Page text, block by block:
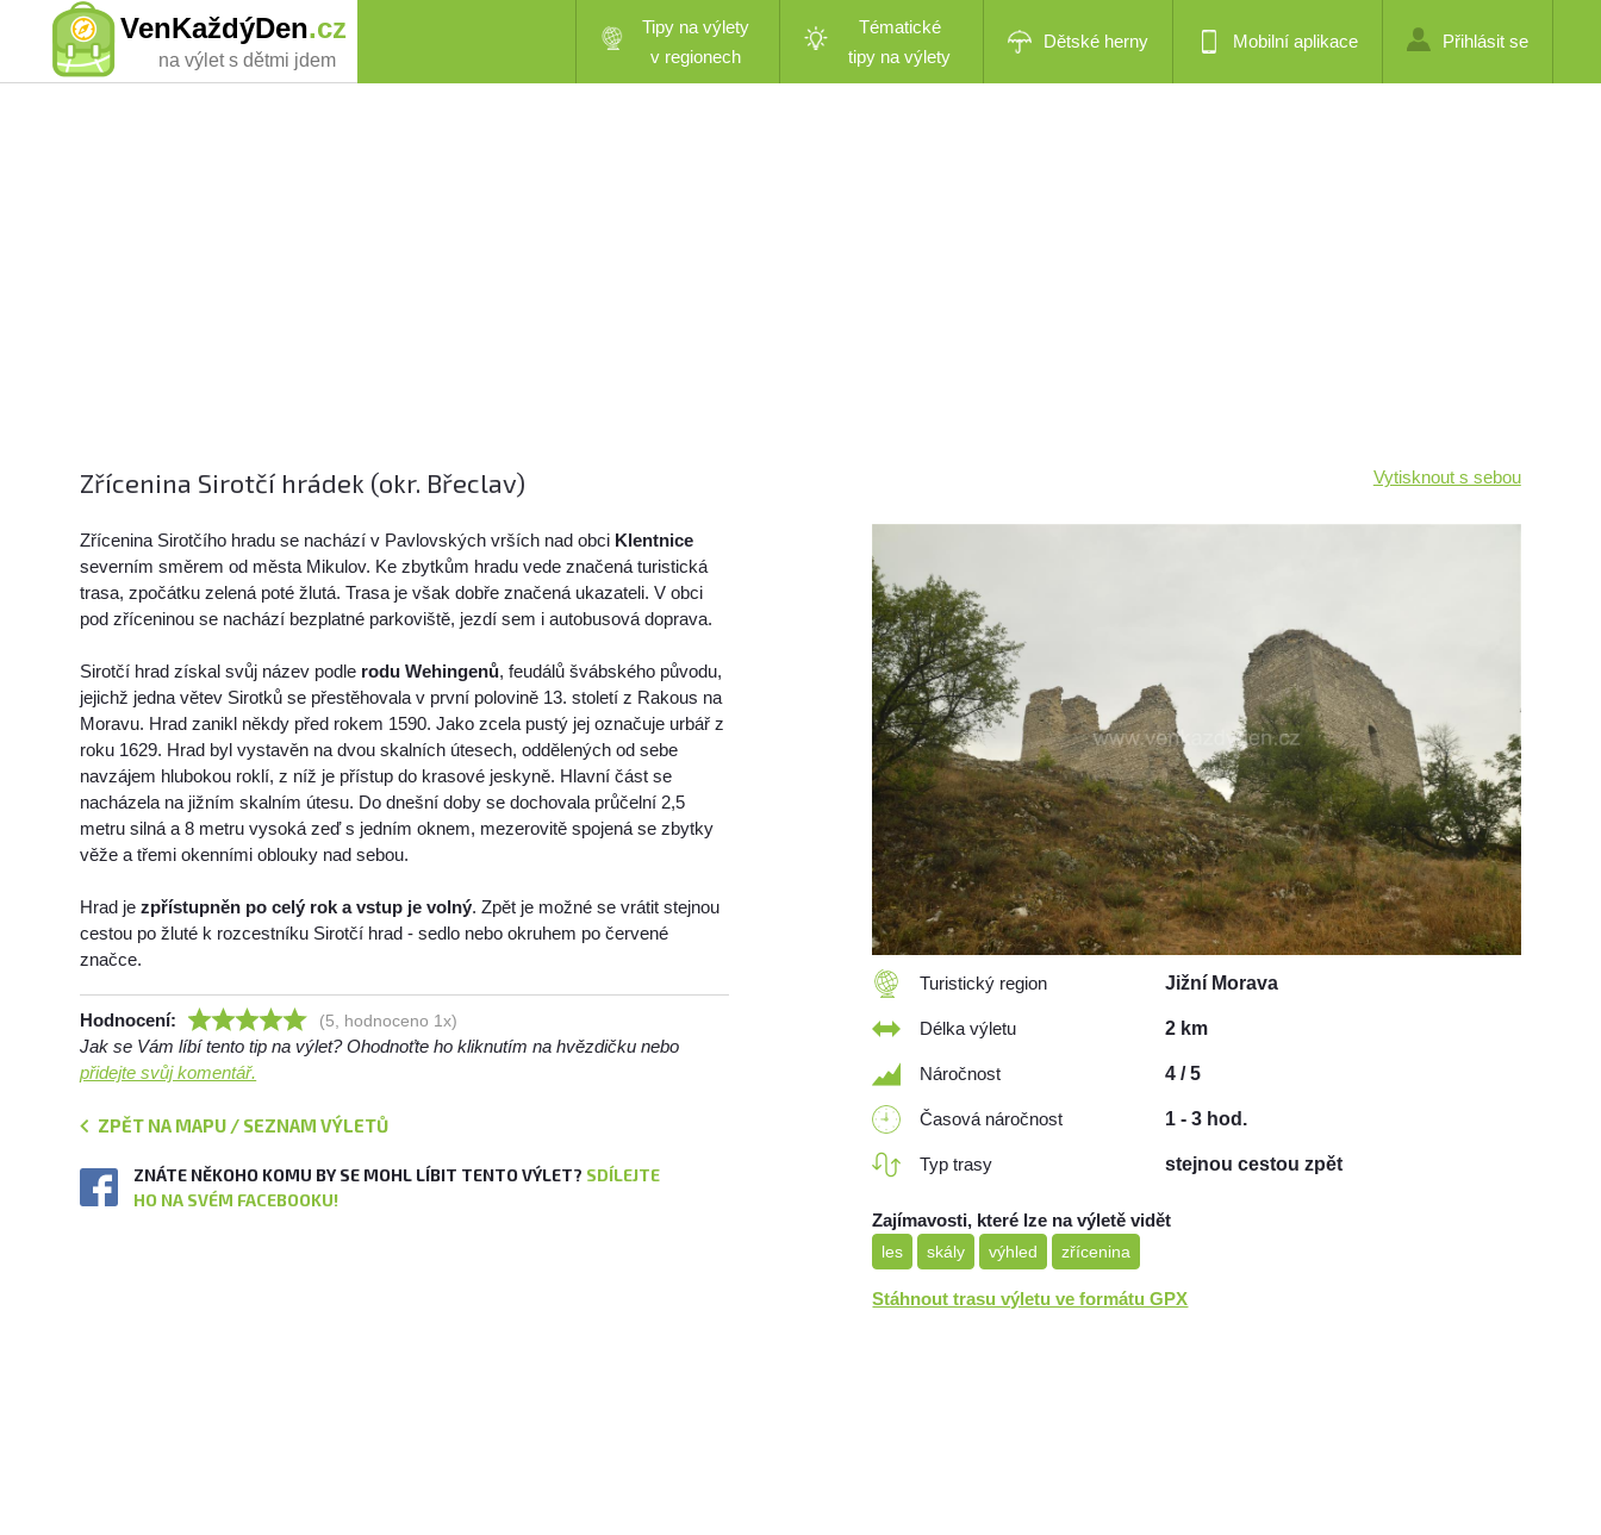
VenKaždýDen.cz
na výlet s dětmi jdem
Tipy na výlety
v regionech
Tématické
tipy na výlety
Dětské herny Mobilní aplikace Přihlásit se
Zřícenina Sirotčí hrádek (okr. Břeclav) Vytisknout s sebou
Zřícenina Sirotčího hradu se nachází v Pavlovských vrších nad obci Klentnice
severním směrem od města Mikulov. Ke zbytkům hradu vede značená turistická
trasa, zpočátku zelená poté žlutá. Trasa je však dobře značená ukazateli. V obci
pod zříceninou se nachází bezplatné parkoviště, jezdí sem i autobusová doprava.
Sirotčí hrad získal svůj název podle rodu Wehingenů, feudálů švábského původu,
jejichž jedna větev Sirotků se přestěhovala v první polovině 13. století z Rakous na
Moravu. Hrad zanikl někdy před rokem 1590. Jako zcela pustý jej označuje urbář z
roku 1629. Hrad byl vystavěn na dvou skalních útesech, oddělených od sebe
navzájem hlubokou roklí, z níž je přístup do krasové jeskyně. Hlavní část se
nacházela na jižním skalním útesu. Do dnešní doby se dochovala průčelní 2,5
metru silná a 8 metru vysoká zeď s jedním oknem, mezerovitě spojená se zbytky
věže a třemi okenními oblouky nad sebou.
Hrad jezpřístupněn po celý rok a vstup je volný. Zpět je možné se vrátit stejnou
cestou po žluté k rozcestníku Sirotčí hrad - sedlo nebo okruhem po červené
značce.
Hodnocení: (5, hodnoceno 1x)
Jak se Vám líbí tento tip na výlet? Ohodnoťte ho kliknutím na hvězdičku nebo
přidejte svůj komentář.
ZPĚT NA MAPU / SEZNAM VÝLETŮ
ZNÁTE NĚKOHO KOMU BY SE MOHL LÍBIT TENTO VÝLET? SDÍLEJTE
HO NA SVÉM FACEBOOKU!
Turistický region Jižní Morava
Délka výletu 2 km
Náročnost 4 / 5
Časová náročnost 1 - 3 hod.
Typ trasy stejnou cestou zpět
Zajímavosti, které lze na výletě vidět
les skály výhled zřícenina
Stáhnout trasu výletu ve formátu GPX